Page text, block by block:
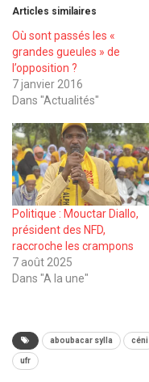
Articles similaires
Où sont passés les «
grandes gueules » de
l’opposition ?
7 janvier 2016
Dans "Actualités"
Politique : Mouctar Diallo,
président des NFD,
raccroche les crampons
7 août 2025
Dans "A la une"
aboubacar sylla céni
ufr